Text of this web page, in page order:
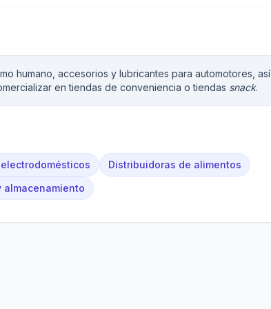
humano, accesorios y lubricantes para automotores, así
en tiendas de conveniencia o tiendas snack.
Distribuidoras de alimentos
almacenamiento